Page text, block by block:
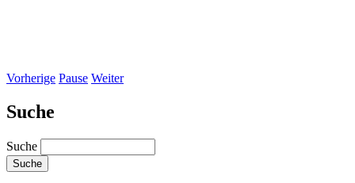
Vorherige Pause Weiter
Suche
Suche